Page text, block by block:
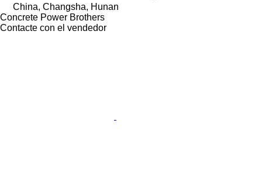
China, Changsha, Hunan
Concrete Power Brothers
Contacte con el vendedor